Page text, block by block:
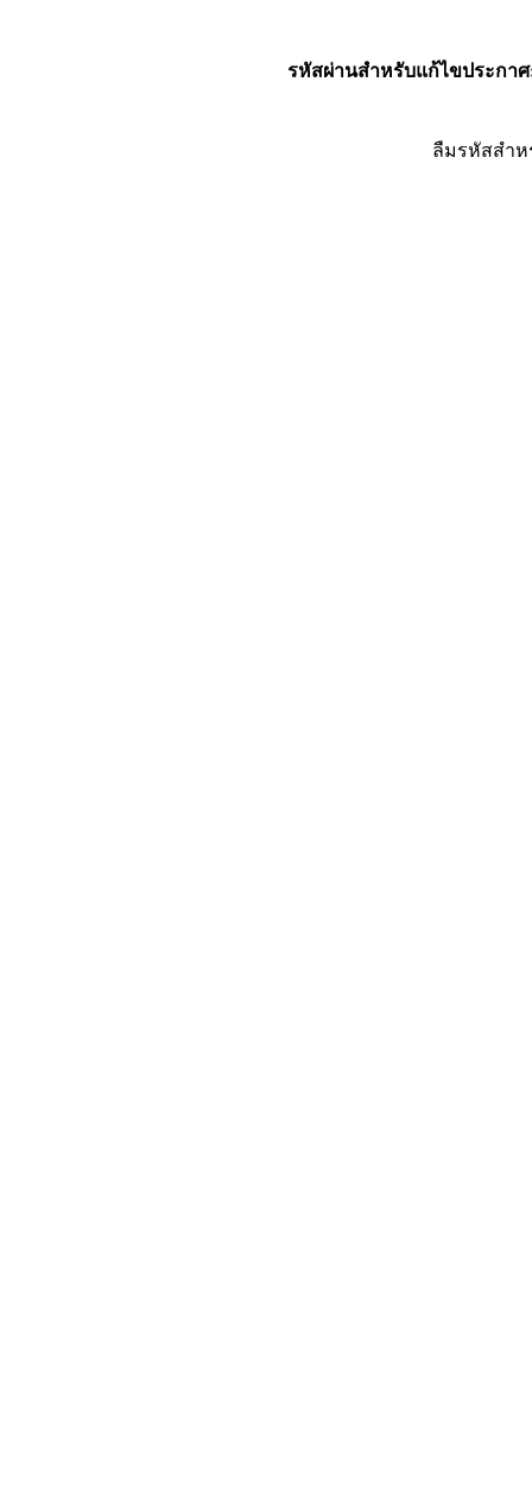
รหัสผ่านสำหรับแก้ไขประกาศ
ลืมรหัสสำ